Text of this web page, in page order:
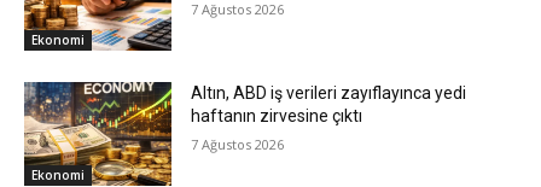
Ekonomi
7 Ağustos 2026
Ekonomi
Altın, ABD iş verileri zayıflayınca yedi
haftanın zirvesine çıktı
7 Ağustos 2026